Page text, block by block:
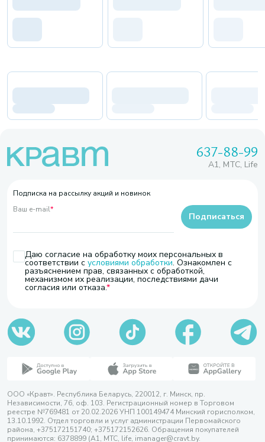
637-88-99
A1, МТС, Life
Подписка на рассылку акций и новинок
Ваш e-mail*
Даю согласие на обработку моих персональных в
соответствии с условиями обработки. Ознакомлен с
разъяснением прав, связанных с обработкой,
механизмом их реализации, последствиями дачи
согласия или отказа.
Подписаться
ООО «Кравт». Республика Беларусь, 220012, г. Минск, пр.
Независимости, 76, оф. 103. Регистрационный номер в Торговом
реестре №769481 от 20.02.2026 УНП 100149474 Минский горисполком,
13.10.1992. Отдел торговли и услуг администрации Первомайского
района, +375172151740; +375172152626. Обращения покупателей
принимаются: 6378899 (А1, МТС, life, imanager@cravt.by.